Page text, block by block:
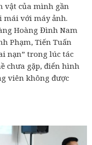
vật của mình gần
mái với máy ảnh.
Hoàng Đình Nam
Phạm, Tiến Tuấn
nạn” trong lúc tác
chưa gặp, điển hình
viên không được